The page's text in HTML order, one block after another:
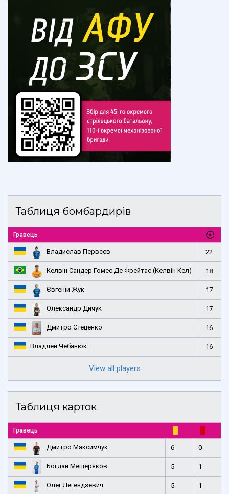
Таблиця бомбардирів
Гравець
Владислав Первєєв 22
Келвін Сандер Гомес Де Фрейтас (Келвін Кел) 18
Євгеній Жук 17
Олександр Дичук 17
Дмитро Стеценко 16
Владлен Чебанюк 16
View all players
Таблиця карток
Гравець
Дмитро Максимчук 6 0
Богдан Мещеряков 5 1
Олег Легендзевич 5 1